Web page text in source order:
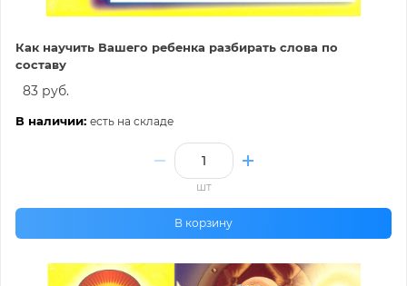
Как научить Вашего ребенка разбирать слова по
составу
83 руб.
В наличии: есть на складе
шт
В корзину